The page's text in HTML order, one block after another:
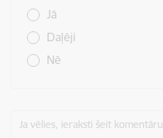
Jā
Daļēji
Nē
Ja vēlies, ieraksti šeit komentāru